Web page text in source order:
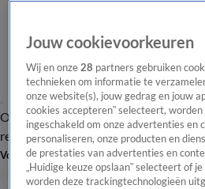
Overzicht Laatste nieuws Regionieuws
redactie
Volg Hart van Nederland
Jouw cookievoorkeuren
Wij en onze28 partners gebruiken
technieken om informatie te
onze website(s), jouw gedrag en jouw
cookies accepteren” selecteert,
ingeschakeld om onze advertenties en
personaliseren, onze producten en
de prestaties van advertenties en
„Huidige keuze opslaan” selecteert of
worden deze trackingtechnologieën